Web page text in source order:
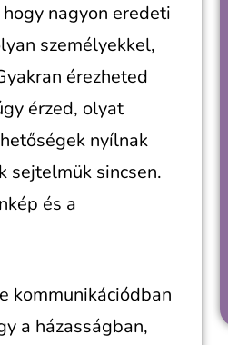
nagyon eredeti
személyekkel,
érezheted
érzed, olyat
nyílnak
sejtelmük sincsen.
és a
kommunikációdban
a házasságban,